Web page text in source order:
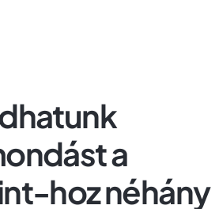
a
hoz néhány